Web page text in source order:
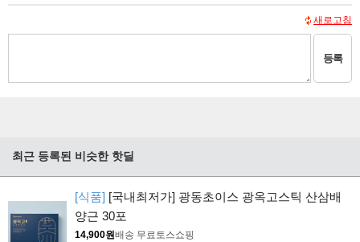
새로고침
등록
최근 등록된 비슷한 핫딜
[식품] [국내최저가] 광동초이스 광옥고스틱 산삼배
양근 30포
14,900원배송 무료토스쇼핑